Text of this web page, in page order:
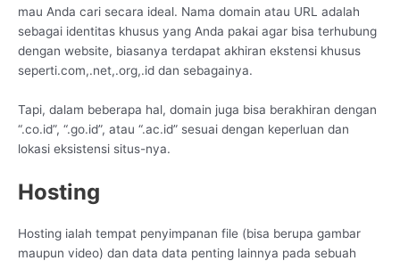
mau Anda cari secara ideal. Nama domain atau URL adalah
sebagai identitas khusus yang Anda pakai agar bisa terhubung
dengan website, biasanya terdapat akhiran ekstensi khusus
seperti.com,.net,.org,.id dan sebagainya.
Tapi, dalam beberapa hal, domain juga bisa berakhiran dengan
“.co.id”, “.go.id”, atau “.ac.id” sesuai dengan keperluan dan
lokasi eksistensi situs-nya.
Hosting
Hosting ialah tempat penyimpanan file (bisa berupa gambar
maupun video) dan data data penting lainnya pada sebuah